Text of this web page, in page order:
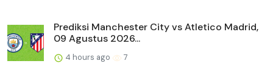
Prediksi Manchester City vs Atletico Madrid,
09 Agustus 2026...
4 hours ago 7